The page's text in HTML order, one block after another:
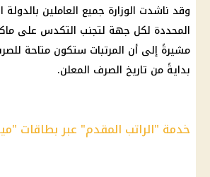
وقد ناشدت الوزارة جميع العاملين بالدولة
المحددة لكل جهة لتجنب التكدس على
مشيرةً إلى أن المرتبات ستكون متاحة
بدايةً من تاريخ الصرف المعلن.
خدمة "الراتب المقدم" عبر بطاقات